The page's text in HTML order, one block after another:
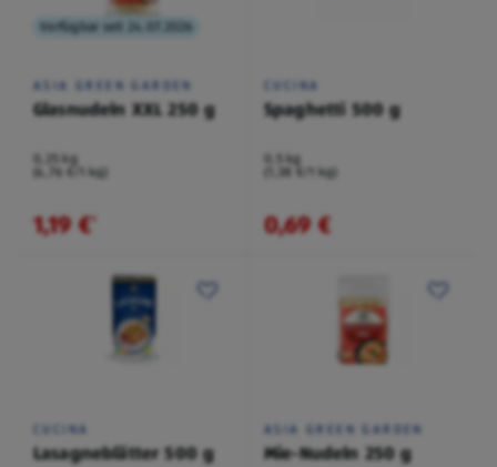
Verfügbar seit 24.07.2026
ASIA GREEN GARDEN
Glasnudeln XXL 250 g
0,25 kg
(4,76 €/1 kg)
1,19 €¹
CUCINA
Spaghetti 500 g
0,5 kg
(1,38 €/1 kg)
0,69 €
CUCINA
Lasagneblätter 500 g
ASIA GREEN GARDEN
Mie-Nudeln 250 g